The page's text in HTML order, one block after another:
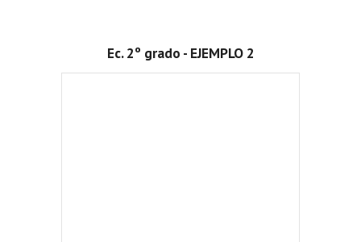
Ec. 2º grado - EJEMPLO 2